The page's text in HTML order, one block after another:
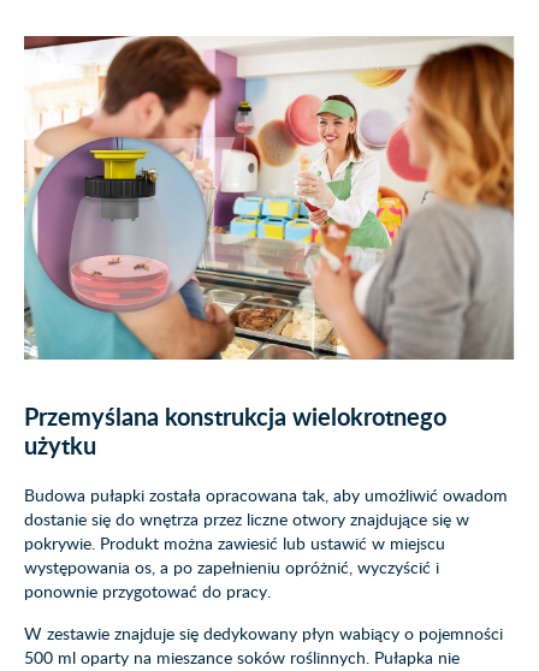
Przemyślana konstrukcja wielokrotnego
użytku
Budowa pułapki została opracowana tak, aby umożliwić owadom
dostanie się do wnętrza przez liczne otwory znajdujące się w
pokrywie. Produkt można zawiesić lub ustawić w miejscu
występowania os, a po zapełnieniu opróżnić, wyczyścić i
ponownie przygotować do pracy.
W zestawie znajduje się dedykowany płyn wabiący o pojemności
500 ml oparty na mieszance soków roślinnych. Pułapka nie